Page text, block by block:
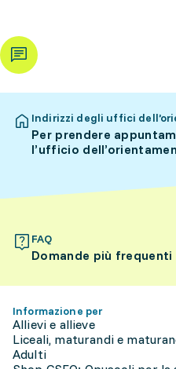
Indirizzi degli uffici
Per prendere
l’ufficio
FAQ
Domande più frequenti
Informazione per
Allievi e allieve
Liceali, maturandi e
Adulti